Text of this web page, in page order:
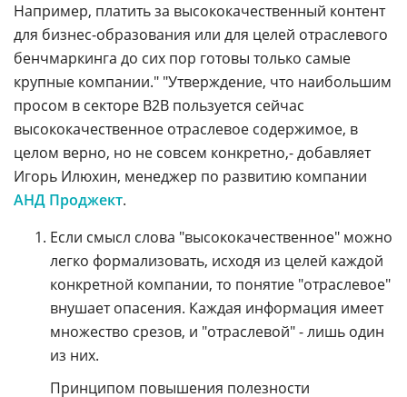
Например, платить за высококачественный контент
для бизнес-образования или для целей отраслевого
бенчмаркинга до сих пор готовы только самые
крупные компании." "Утверждение, что наибольшим
просом в секторе B2B пользуется сейчас
высококачественное отраслевое содержимое, в
целом верно, но не совсем конкретно,- добавляет
Игорь Илюхин, менеджер по развитию компании
АНД Проджект.
Если смысл слова "высококачественное" можно
легко формализовать, исходя из целей каждой
конкретной компании, то понятие "отраслевое"
внушает опасения. Каждая информация имеет
множество срезов, и "отраслевой" - лишь один
из них.
Принципом повышения полезности